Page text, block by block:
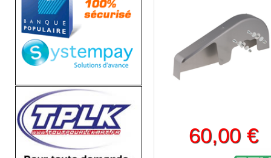
60,00 €